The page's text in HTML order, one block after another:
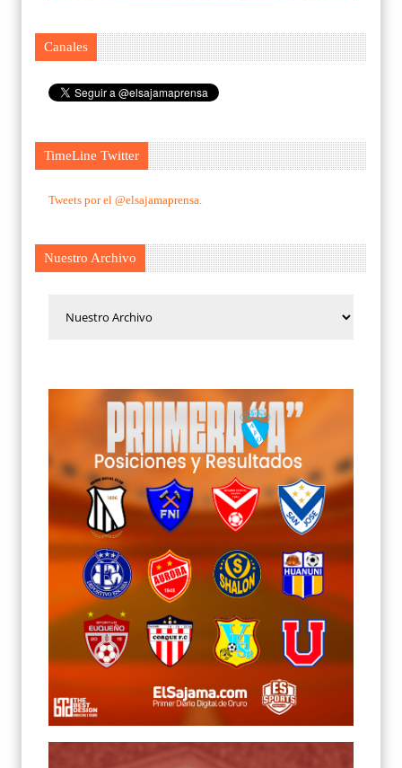
Canales
TimeLine Twitter
Tweets por el @elsajamaprensa.
Nuestro Archivo